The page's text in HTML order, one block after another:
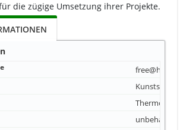
die zügige Umsetzung ihrer Projekte.
free@home
Kunststoff
Thermoplast